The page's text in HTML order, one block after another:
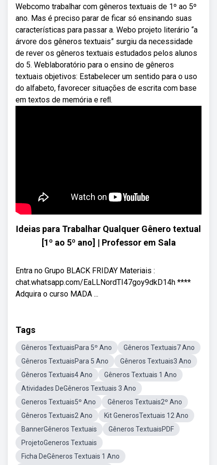
Webcomo trabalhar com gêneros textuais de 1º ao 5º
ano. Mas é preciso parar de ficar só ensinando suas
características para passar a. Webo projeto literário “a
árvore dos gêneros textuais” surgiu da necessidade
de rever os gêneros textuais estudados pelos alunos
do 5. Weblaboratório para o ensino de gêneros
textuais objetivos: Estabelecer um sentido para o uso
do alfabeto, favorecer situações de escrita com base
em textos de memória e reﬂ.
Ideias para Trabalhar Qualquer Gênero textual
[1º ao 5º ano] | Professor em Sala
Entra no Grupo BLACK FRIDAY Materiais :
chat.whatsapp.com/EaLLNordTI47goy9dkD14h ****
Adquira o curso MADA ...
Tags
Gêneros TextuaisPara 5º Ano
Gêneros Textuais7 Ano
Gêneros TextuaisPara 5 Ano
Gêneros Textuais3 Ano
Gêneros Textuais4 Ano
Gêneros Textuais 1 Ano
Atividades DeGêneros Textuais 3 Ano
Generos Textuais5º Ano
Gêneros Textuais2º Ano
Gêneros Textuais2 Ano
Kit GenerosTextuais 12 Ano
BannerGêneros Textuais
Gêneros TextuaisPDF
ProjetoGeneros Textuais
Ficha DeGêneros Textuais 1 Ano